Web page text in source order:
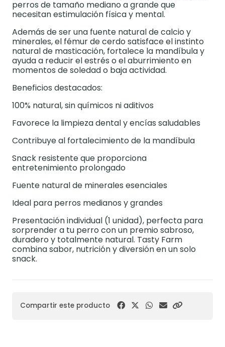
perros de tamaño mediano a grande que
necesitan estimulación física y mental.
Además de ser una fuente natural de calcio y
minerales, el fémur de cerdo satisface el instinto
natural de masticación, fortalece la mandíbula y
ayuda a reducir el estrés o el aburrimiento en
momentos de soledad o baja actividad.
Beneficios destacados:
100% natural, sin químicos ni aditivos
Favorece la limpieza dental y encías saludables
Contribuye al fortalecimiento de la mandíbula
Snack resistente que proporciona
entretenimiento prolongado
Fuente natural de minerales esenciales
Ideal para perros medianos y grandes
Presentación individual (1 unidad), perfecta para
sorprender a tu perro con un premio sabroso,
duradero y totalmente natural. Tasty Farm
combina sabor, nutrición y diversión en un solo
snack.
Compartir este producto